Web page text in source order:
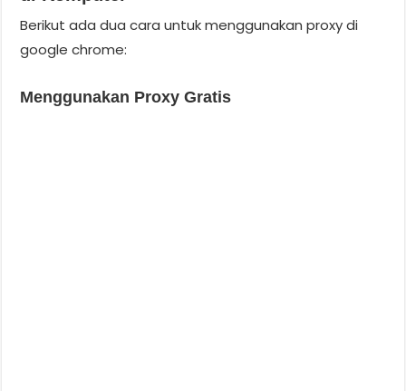
Berikut ada dua cara untuk menggunakan proxy di
google chrome:
Menggunakan Proxy Gratis